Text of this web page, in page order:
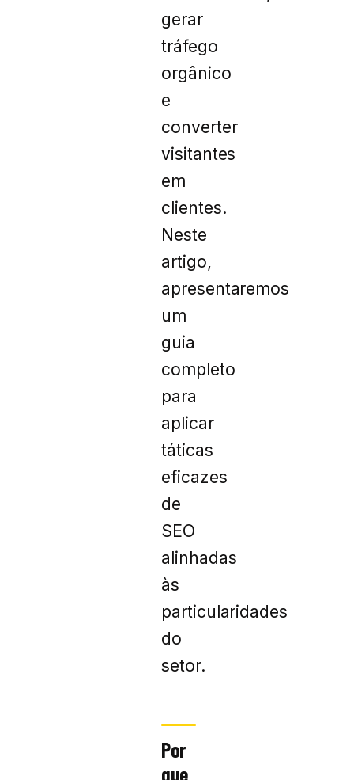
gerar
tráfego
orgânico
e
converter
visitantes
em
clientes.
Neste
artigo,
apresentaremos
um
guia
completo
para
aplicar
táticas
eficazes
de
SEO
alinhadas
às
particularidades
do
setor.
Por
que